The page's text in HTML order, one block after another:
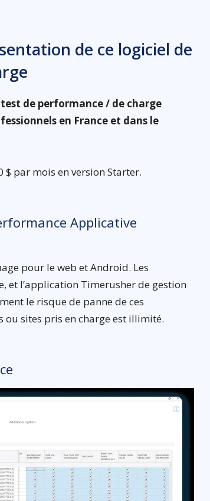
de ce logiciel de
de performance / de charge
en France et dans le
par mois en version Starter.
Applicative
pour le web et Android. Les
et l’application Timerusher de gestion
le risque de panne de ces
sites pris en charge est illimité.